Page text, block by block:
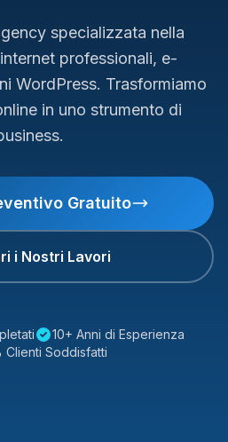
specializzata nella
professionali, e-
WordPress. Trasformiamo
in uno strumento di
Gratuito
i Nostri Lavori
10+ Anni di Esperienza
Clienti Soddisfatti